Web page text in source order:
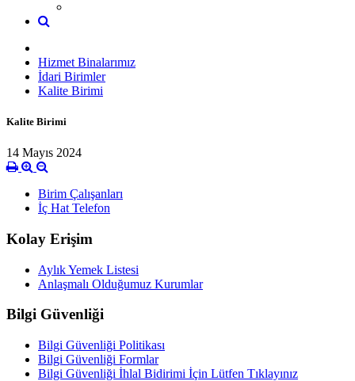
Hizmet Binalarımız
İdari Birimler
Kalite Birimi
Kalite Birimi
14 Mayıs 2024
Birim Çalışanları
İç Hat Telefon
Kolay Erişim
Aylık Yemek Listesi
Anlaşmalı Olduğumuz Kurumlar
Bilgi Güvenliği
Bilgi Güvenliği Politikası
Bilgi Güvenliği Formlar
Bilgi Güvenliği İhlal Bidirimi İçin Lütfen Tıklayınız